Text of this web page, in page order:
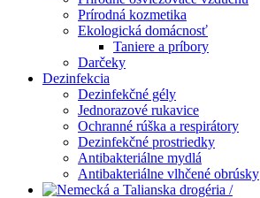
Prírodná kozmetika
Ekologická domácnosť
Taniere a príbory
Darčeky
Dezinfekcia
Dezinfekčné gély
Jednorazové rukavice
Ochranné rúška a respirátory
Dezinfekčné prostriedky
Antibakteriálne mydlá
Antibakteriálne vlhčené obrúsky
/